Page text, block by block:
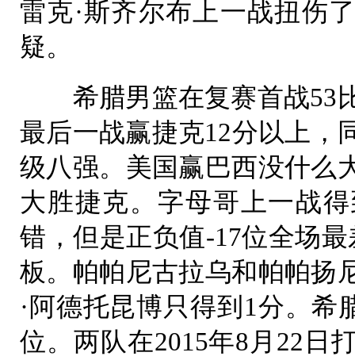
雷克·斯齐尔布上一战扭伤
疑。
希腊男篮在复赛首战53
最后一战赢捷克12分以上，
级八强。美国赢巴西没什么
大胜捷克。字母哥上一战
错，但是正负值-17位全场
板。帕帕尼古拉乌和帕帕扬
·阿德托昆博只得到1分。希
位。两队在2015年8月22日